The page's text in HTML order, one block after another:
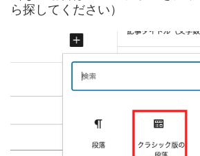
ら探してください）